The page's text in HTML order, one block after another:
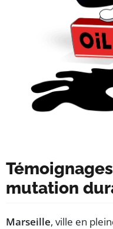
mutation
Marseille, ville en